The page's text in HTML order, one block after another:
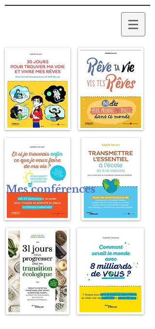
Mes conférences